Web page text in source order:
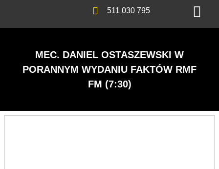
511 030 795
MEC. DANIEL OSTASZEWSKI W
PORANNYM WYDANIU FAKTÓW RMF
FM (7:30)